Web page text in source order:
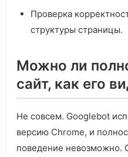
Проверка
структуры страницы.
Можно ли
сайт, как его
Не совсем. Googlebot
версию Chrome, и
поведение невозможно.